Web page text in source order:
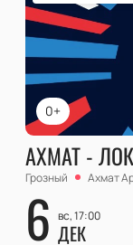
0+
АХМАТ -
Грозный Ахмат
6 вс, 17:00
ДЕК